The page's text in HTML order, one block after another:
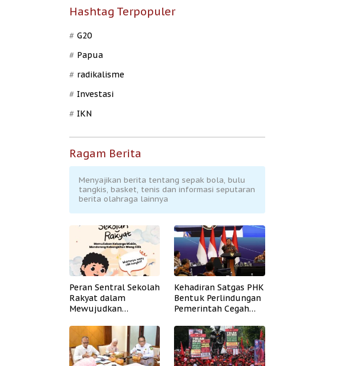
Hashtag Terpopuler
G20
Papua
radikalisme
Investasi
IKN
Ragam Berita
Menyajikan berita tentang sepak bola, bulu
tangkis, basket, tenis dan informasi seputaran
berita olahraga lainnya
Peran Sentral Sekolah
Rakyat dalam
Mewujudkan
Kehadiran Satgas PHK
Bentuk Perlindungan
Pemerintah Cegah